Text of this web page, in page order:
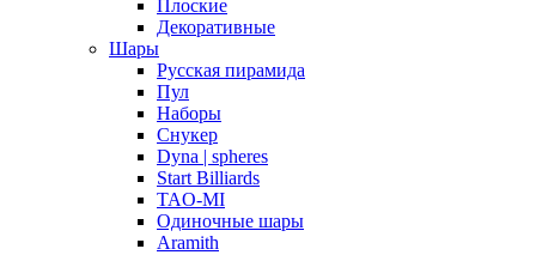
Плоские
Декоративные
Шары
Русская пирамида
Пул
Наборы
Снукер
Dyna | spheres
Start Billiards
TAO-MI
Одиночные шары
Aramith